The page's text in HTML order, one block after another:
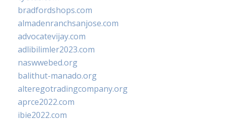
bradfordshops.com
almadenranchsanjose.com
advocatevijay.com
adlibilimler2023.com
naswwebed.org
balithut-manado.org
alteregotradingcompany.org
aprce2022.com
ibie2022.com